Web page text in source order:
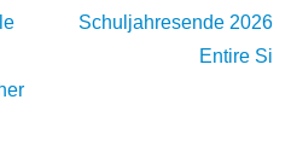
Schuljahresende 2026
Entire Si